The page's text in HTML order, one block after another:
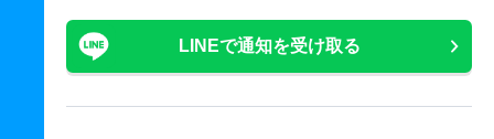
LINEで通知を受け取る